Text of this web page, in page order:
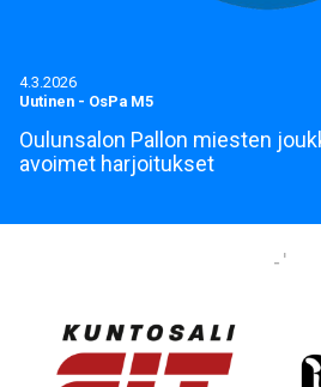
4.3.2026
Uutinen - OsPa M5
Oulunsalon Pallon miesten
avoimet harjoitukset